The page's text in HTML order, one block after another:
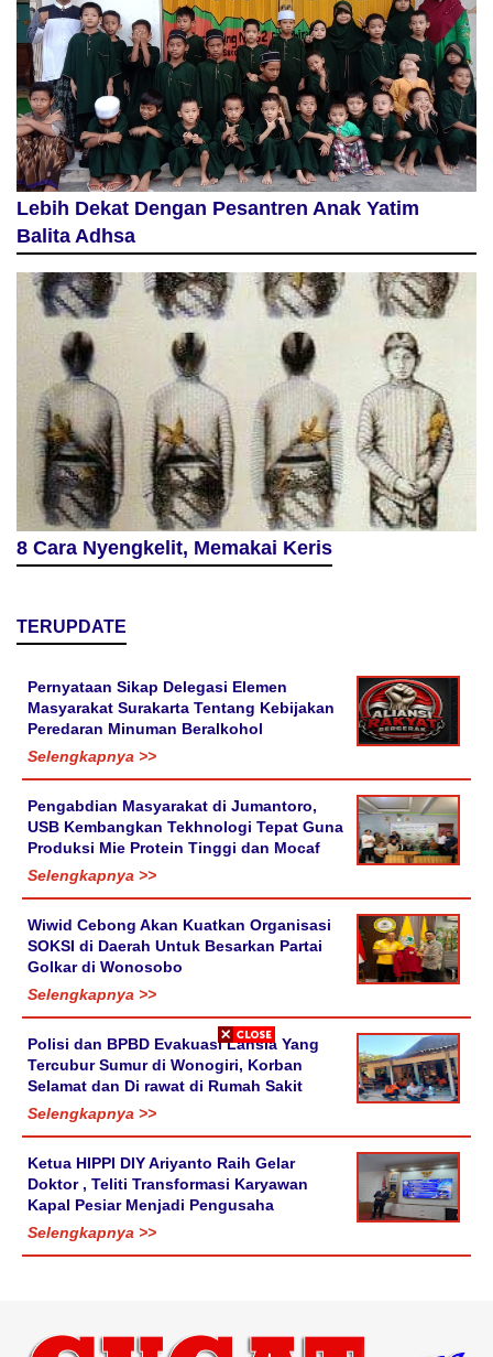
Lebih Dekat Dengan Pesantren Anak Yatim
Balita Adhsa
8 Cara Nyengkelit, Memakai Keris
TERUPDATE
Pernyataan Sikap Delegasi Elemen
Masyarakat Surakarta Tentang Kebijakan
Peredaran Minuman Beralkohol
Selengkapnya >>
Pengabdian Masyarakat di Jumantoro,
USB Kembangkan Tekhnologi Tepat Guna
Produksi Mie Protein Tinggi dan Mocaf
Selengkapnya >>
Wiwid Cebong Akan Kuatkan Organisasi
SOKSI di Daerah Untuk Besarkan Partai
Golkar di Wonosobo
Selengkapnya >>
Polisi dan BPBD Evakuasi Lansia Yang
Tercubur Sumur di Wonogiri, Korban
Selamat dan Di rawat di Rumah Sakit
Selengkapnya >>
Ketua HIPPI DIY Ariyanto Raih Gelar
Doktor , Teliti Transformasi Karyawan
Kapal Pesiar Menjadi Pengusaha
Selengkapnya >>